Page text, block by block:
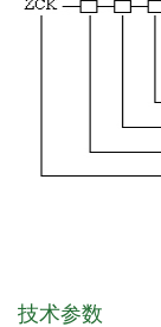
技术参数